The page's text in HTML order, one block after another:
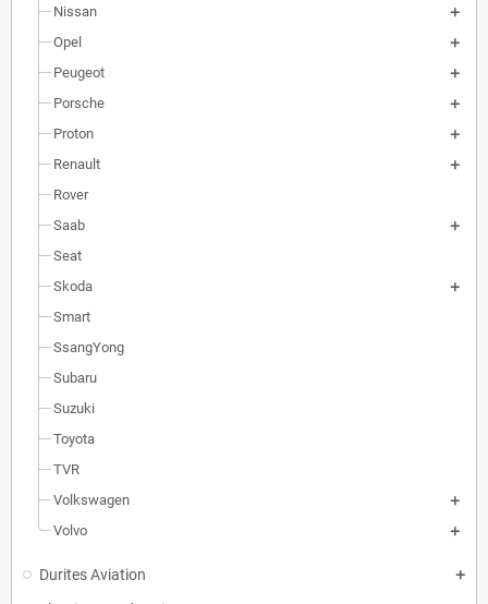
Nissan
Opel
Peugeot
Porsche
Proton
Renault
Rover
Saab
Seat
Skoda
Smart
SsangYong
Subaru
Suzuki
Toyota
TVR
Volkswagen
Volvo
Durites Aviation